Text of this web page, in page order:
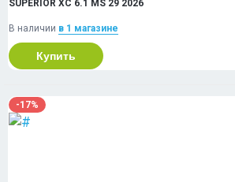
SUPERIOR XC 6.1 MS 29 2026
В наличии в 1 магазинe
Купить
-17%